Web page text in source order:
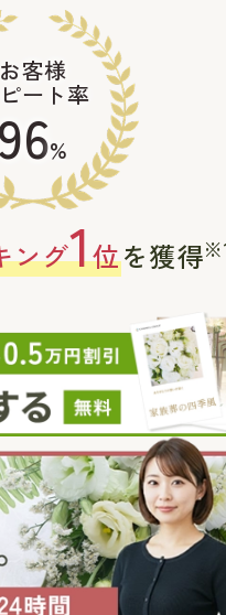
客様
ート率
%
ング1位を獲得